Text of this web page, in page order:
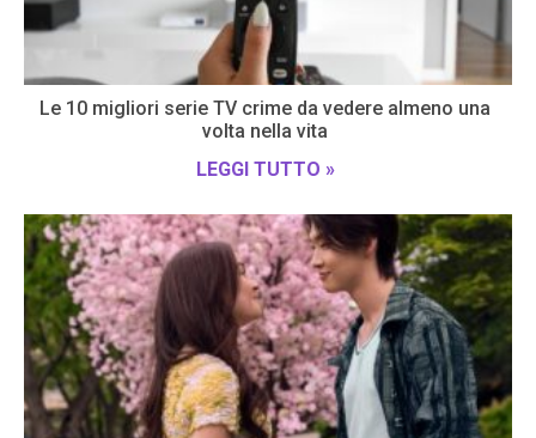
Le 10 migliori serie TV crime da vedere almeno una
volta nella vita
LEGGI TUTTO »